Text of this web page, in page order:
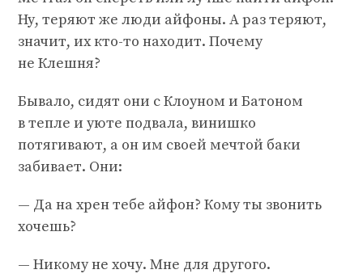
Ну, теряют же люди айфоны. А раз теряют,
значит, их кто-то находит. Почему
не Клешня?
Бывало, сидят они с Клоуном и Батоном
в тепле и уюте подвала, винишко
потягивают, а он им своей мечтой баки
забивает. Они:
— Да на хрен тебе айфон? Кому ты звонить
хочешь?
— Никому не хочу. Мне для другого.